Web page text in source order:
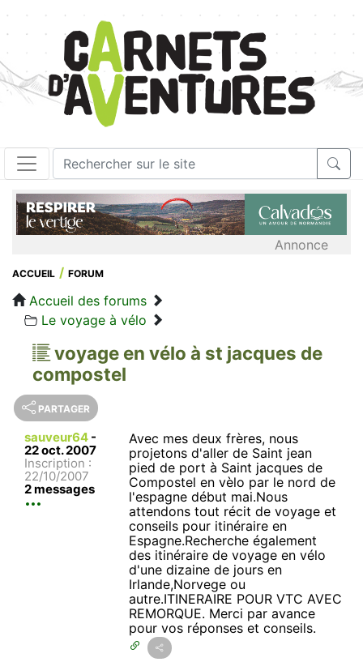
Annonce
ACCUEIL FORUM
Accueil des forums
Le voyage à vélo
voyage en vélo à st jacques de
compostel
PARTAGER
sauveur64 -
22 oct. 2007
Inscription :
22/10/2007
2 messages
Avec mes deux frères, nous
projetons d'aller de Saint jean
pied de port à Saint jacques de
Compostel en vèlo par le nord de
l'espagne début mai.Nous
attendons tout récit de voyage et
conseils pour itinéraire en
Espagne.Recherche également
des itinéraire de voyage en vélo
d'une dizaine de jours en
Irlande,Norvege ou
autre.ITINERAIRE POUR VTC AVEC
REMORQUE. Merci par avance
pour vos réponses et conseils.